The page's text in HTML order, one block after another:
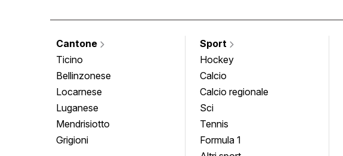
Cantone
Ticino
Bellinzonese
Locarnese
Luganese
Mendrisiotto
Grigioni
Sport
Hockey
Calcio
Calcio regionale
Sci
Tennis
Formula 1